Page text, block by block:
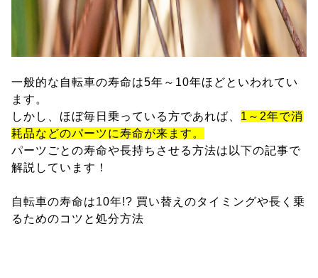
一般的な自転車の寿命は5年～10年ほどといわれてい
ます。
しかし、ほぼ毎日乗っている方であれば、 1～2年で消
耗品などのパーツに寿命が来ます。
パーツごとの寿命や長持ちさせる方法は以下の記事で
解説しています！
自転車の寿命は10年!? 買い替えのタイミングや長く乗
るためのコツと処分方法